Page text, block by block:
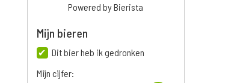
Powered by Bierista
Mijn bieren
Dit bier heb ik gedronken
Mijn cijfer: